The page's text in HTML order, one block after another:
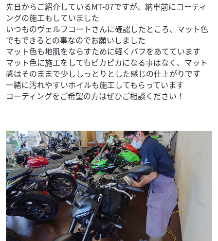
先日からご紹介しているMT-07ですが、納車前にコーティ
ングの施工もしていました
いつものヴェルフコートさんに確認したところ、マット色
でもできるとの事なのでお願いしました
マット色も地肌をならすために軽くバフをあてています
マット色に施工をしてもピカピカになる事はなく、マット
感はそのままで少ししっとりとした感じの仕上がりです
一緒に汚れやすいホイルも施工してもらっています
コーティングをご希望の方はぜひご相談ください！